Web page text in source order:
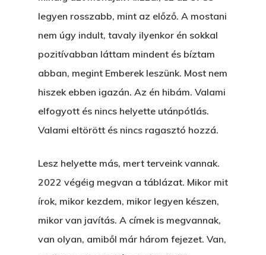
legyen rosszabb, mint az előző. A mostani
nem úgy indult, tavaly ilyenkor én sokkal
pozitívabban láttam mindent és bíztam
abban, megint Emberek leszünk. Most nem
hiszek ebben igazán. Az én hibám. Valami
elfogyott és nincs helyette utánpótlás.
Valami eltörött és nincs ragasztó hozzá.
Lesz helyette más, mert terveink vannak.
2022 végéig megvan a táblázat. Mikor mit
írok, mikor kezdem, mikor legyen készen,
mikor van javítás. A címek is megvannak,
van olyan, amiből már három fejezet. Van,